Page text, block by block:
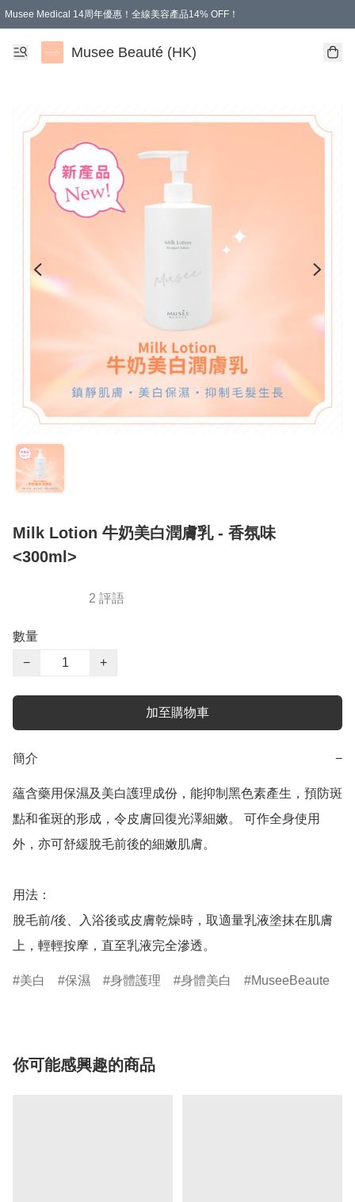
Musee Medical 14周年優惠！全線美容產品14% OFF！
凡購物滿HKD 500.00即享運費減免優惠
Musee Beauté (HK)
Milk Lotion 牛奶美白潤膚乳 - 香氛味
<300ml>
2 評語
數量
−
+
加至購物車
簡介 −
蘊含藥用保濕及美白護理成份，能抑制黑色素產生，預防斑
點和雀斑的形成，令皮膚回復光澤細嫩。 可作全身使用
外，亦可舒緩脫毛前後的細嫩肌膚。
用法：
脫毛前/後、入浴後或皮膚乾燥時，取適量乳液塗抹在肌膚
上，輕輕按摩，直至乳液完全滲透。
美白 保濕 身體護理 身體美白 MuseeBeaute
你可能感興趣的商品